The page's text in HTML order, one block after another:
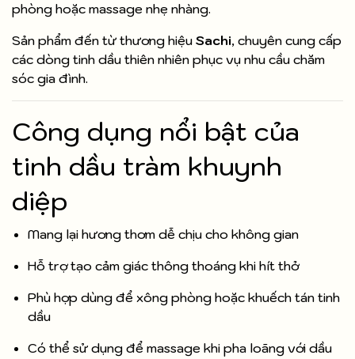
phòng hoặc massage nhẹ nhàng.
Sản phẩm đến từ thương hiệu Sachi, chuyên cung cấp
các dòng tinh dầu thiên nhiên phục vụ nhu cầu chăm
sóc gia đình.
Công dụng nổi bật của
tinh dầu tràm khuynh
diệp
Mang lại hương thơm dễ chịu cho không gian
Hỗ trợ tạo cảm giác thông thoáng khi hít thở
Phù hợp dùng để xông phòng hoặc khuếch tán tinh
dầu
Có thể sử dụng để massage khi pha loãng với dầu